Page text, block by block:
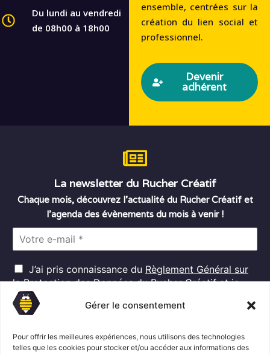
Gérer le consentement
Pour offrir les meilleures expériences, nous utilisons des technologies
telles que les cookies pour stocker et/ou accéder aux informations des
Du lundi au vendredi
de 08h00 à 18h00
ensemble, centrées sur la
création du lien social et
professionnel.
Devenir
adhérent
La newsletter du Rucher Créatif
Chaque mois, découvrez l’actualité du Rucher Créatif et
l’agenda des évènements du mois à venir !
l
*
R
G
D
P
J’ai pris connaissance du Règlement Général sur
la Protection des Donnéesdu Rucher Créatif et je
consens au traitement de mes données personnelles
dans ces conditions.*